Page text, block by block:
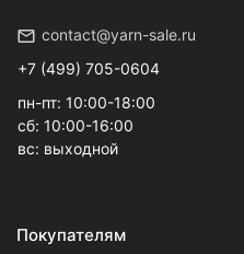
contact@yarn-sale.ru
+7 (499) 705-0604
пн-пт: 10:00-18:00
сб: 10:00-16:00
вс: выходной
Покупателям